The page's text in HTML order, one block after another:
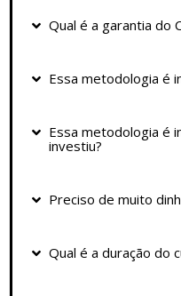
Qual é a garantia do
Essa metodologia é
Essa metodologia é
investiu?
Preciso de muito
Qual é a duração do